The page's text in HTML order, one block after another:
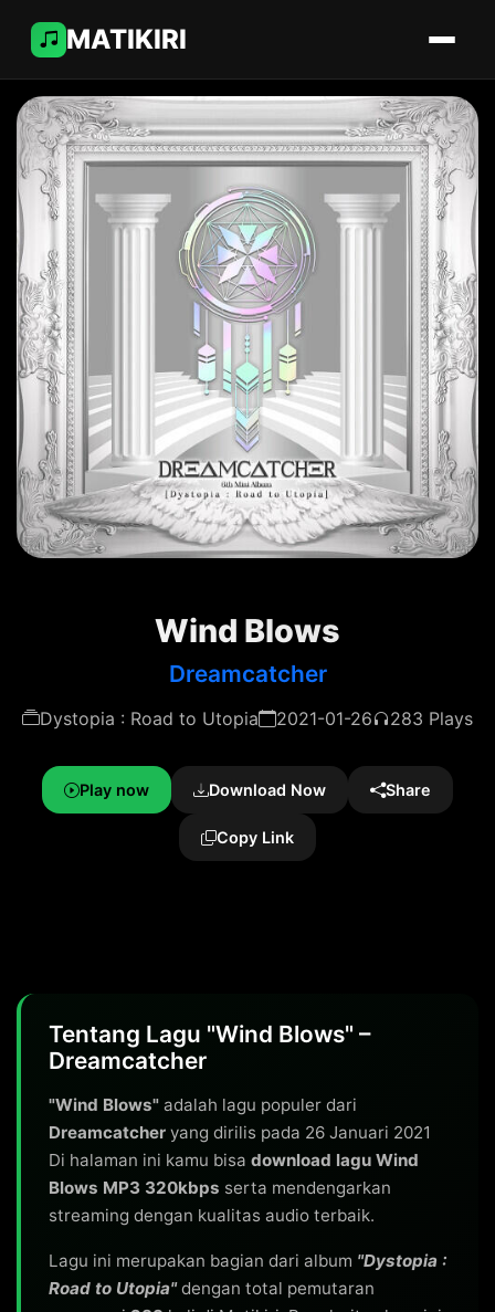
MATIKIRI
Wind Blows
Dreamcatcher
Dystopia : Road to Utopia 2021-01-26 283 Plays
Play now Download Now Share
Copy Link
Tentang Lagu "Wind Blows" –
Dreamcatcher
"Wind Blows" adalah lagu populer dari
Dreamcatcher yang dirilis pada 26 Januari 2021
Di halaman ini kamu bisa download lagu Wind
Blows MP3 320kbps serta mendengarkan
streaming dengan kualitas audio terbaik.
Lagu ini merupakan bagian dari album "Dystopia :
Road to Utopia"dengan total pemutaran